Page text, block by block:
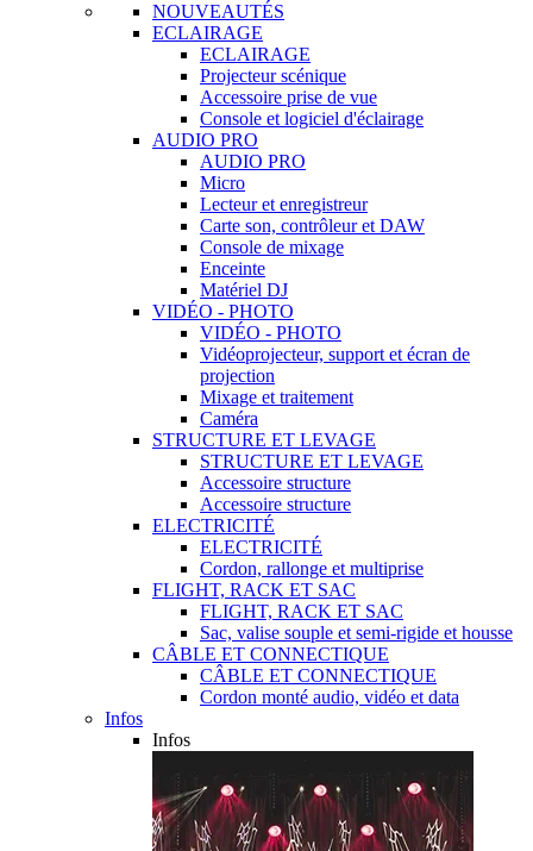
NOUVEAUTÉS
ECLAIRAGE
ECLAIRAGE
Projecteur scénique
Accessoire prise de vue
Console et logiciel d'éclairage
AUDIO PRO
AUDIO PRO
Micro
Lecteur et enregistreur
Carte son, contrôleur et DAW
Console de mixage
Enceinte
Matériel DJ
VIDÉO - PHOTO
VIDÉO - PHOTO
Vidéoprojecteur, support et écran de
projection
Mixage et traitement
Caméra
STRUCTURE ET LEVAGE
STRUCTURE ET LEVAGE
Accessoire structure
Accessoire structure
ELECTRICITÉ
ELECTRICITÉ
Cordon, rallonge et multiprise
FLIGHT, RACK ET SAC
FLIGHT, RACK ET SAC
Sac, valise souple et semi-rigide et housse
CÂBLE ET CONNECTIQUE
CÂBLE ET CONNECTIQUE
Cordon monté audio, vidéo et data
Infos
Infos